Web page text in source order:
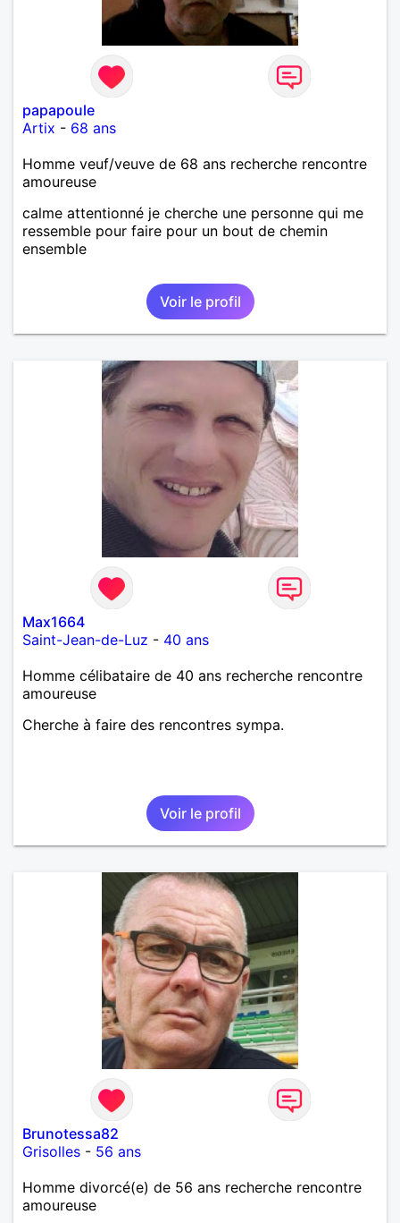
papapoule
Artix - 68 ans
Homme veuf/veuve de 68 ans recherche rencontre
amoureuse
calme attentionné je cherche une personne qui me
ressemble pour faire pour un bout de chemin
ensemble
Voir le profil
Max1664
Saint-Jean-de-Luz - 40 ans
Homme célibataire de 40 ans recherche rencontre
amoureuse
Cherche à faire des rencontres sympa.
Voir le profil
Brunotessa82
Grisolles - 56 ans
Homme divorcé(e) de 56 ans recherche rencontre
amoureuse